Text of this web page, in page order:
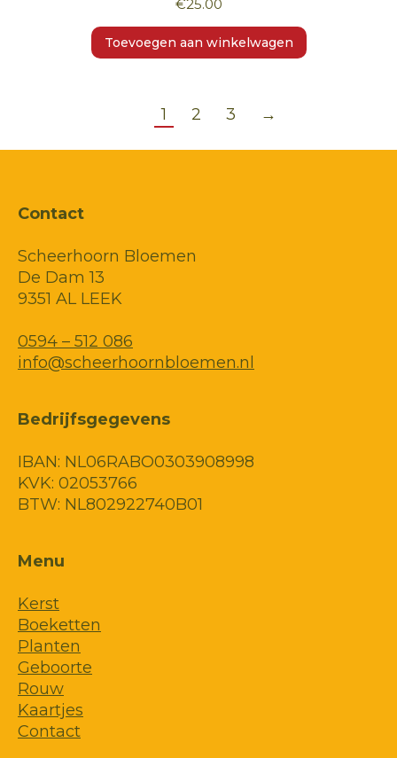
€25.00
Toevoegen aan winkelwagen
1 2 3 →
Contact
Scheerhoorn Bloemen
De Dam 13
9351 AL LEEK
0594 – 512 086
info@scheerhoornbloemen.nl
Bedrijfsgegevens
IBAN: NL06RABO0303908998
KVK: 02053766
BTW: NL802922740B01
Menu
Kerst
Boeketten
Planten
Geboorte
Rouw
Kaartjes
Contact